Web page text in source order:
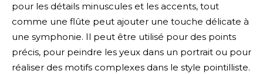
pour les détails minuscules et les accents, tout
comme une flûte peut ajouter une touche délicate à
une symphonie. Il peut être utilisé pour des points
précis, pour peindre les yeux dans un portrait ou pour
réaliser des motifs complexes dans le style pointilliste.